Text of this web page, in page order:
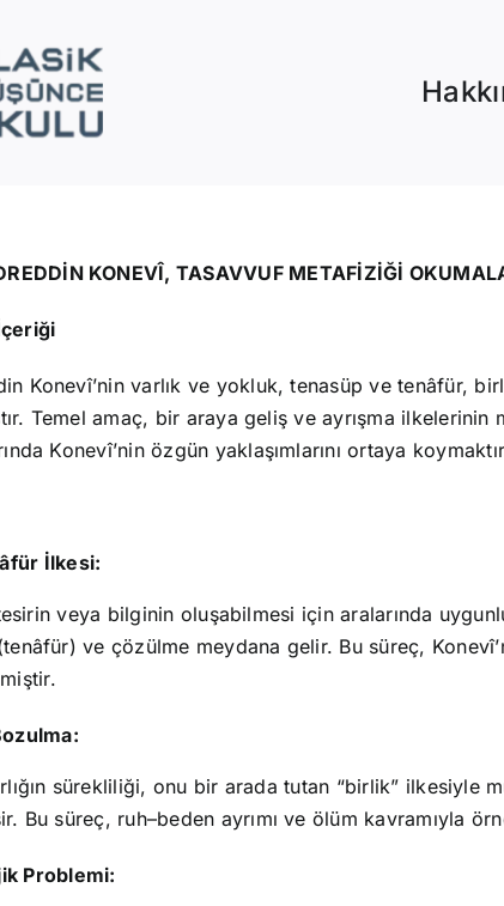
KONEVÎ, TASAVVUF METAFİZİĞİ
Konevî’nin varlık ve yokluk, tenasüp ve tenâfür,
Temel amaç, bir araya geliş ve ayrışma
Konevî’nin özgün yaklaşımlarını ortaya
İlkesi:
veya bilginin oluşabilmesi için aralarında
(tenâfür) ve çözülme meydana gelir. Bu süreç,
sürekliliği, onu bir arada tutan “birlik” ilkesiyle
Bu süreç, ruh–beden ayrımı ve ölüm kavramıyla
Problemi: